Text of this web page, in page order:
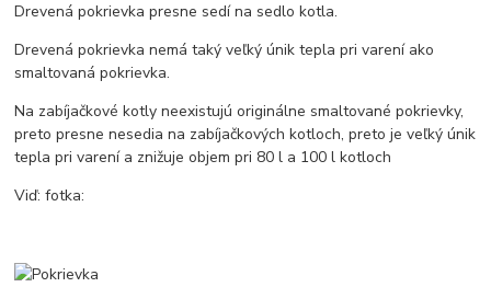
Drevená pokrievka presne sedí na sedlo kotla.
Drevená pokrievka nemá taký veľký únik tepla pri varení ako
smaltovaná pokrievka.
Na zabíjačkové kotly neexistujú originálne smaltované pokrievky,
preto presne nesedia na zabíjačkových kotloch, preto je veľký únik
tepla pri varení a znižuje objem pri 80 l a 100 l kotloch
Viď: fotka: